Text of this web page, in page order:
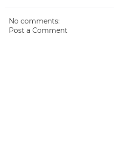
No comments:
Post a Comment